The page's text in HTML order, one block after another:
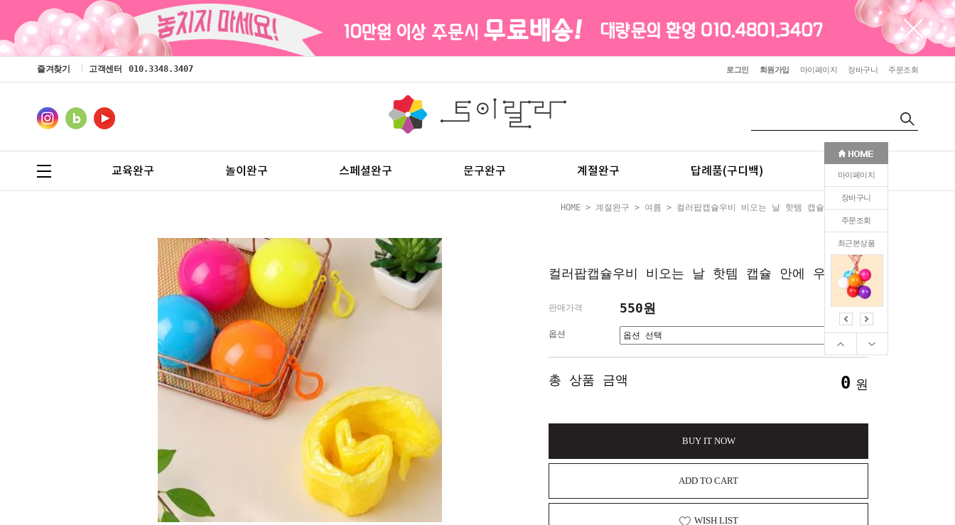
마이페이지
장바구니
주문조회
최근본상품
즐겨찾기 고객센터 010.3348.3407 로그인 회원가입 마이페이지 장바구니 주문조회
교육완구 놀이완구 스페셜완구 문구완구 계절완구 답례품(구디백) 판촉(인쇄)
HOME > 계절완구 > 여름 > 컬러팝캡슐우비 비오는 날 핫템 캡슐 안에 우비
0
컬러팝캡슐우비 비오는 날 핫템 캡슐 안에 우비
판매가격 550원
옵션
총 상품 금액 0 원
BUY IT NOW
ADD TO CART
WISH LIST